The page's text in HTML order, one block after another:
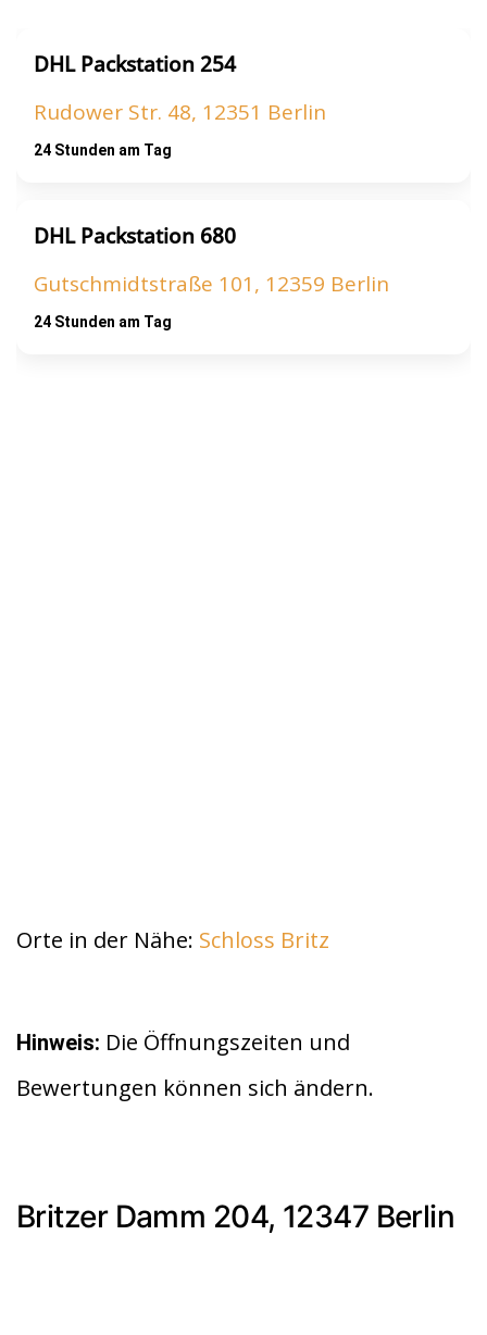
DHL Packstation 254
Rudower Str. 48, 12351 Berlin
24 Stunden am Tag
DHL Packstation 680
Gutschmidtstraße 101, 12359 Berlin
24 Stunden am Tag
Orte in der Nähe: Schloss Britz
Hinweis: Die Öffnungszeiten und
Bewertungen können sich ändern.
Britzer Damm 204, 12347 Berlin